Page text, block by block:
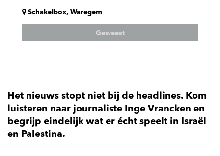
Schakelbox, Waregem
Geweest
Het nieuws stopt niet bij de headlines. Kom
luisteren naar journaliste Inge Vrancken en
begrijp eindelijk wat er écht speelt in Israël
en Palestina.